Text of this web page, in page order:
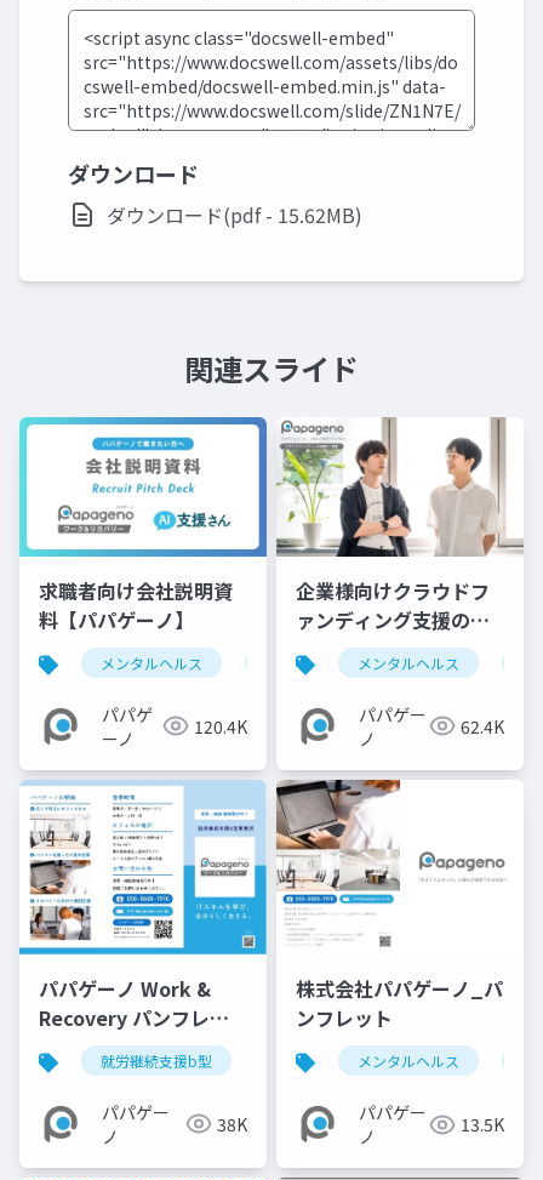
ダウンロード
ダウンロード(pdf - 15.62MB)
関連スライド
求職者向け会社説明資
料【パパゲーノ】
メンタルヘルス 就労継続支援b型 求人
パパゲ
ーノ
120.4K
企業様向けクラウドフ
ァンディング支援のご
提案【パパゲーノ】
メンタルヘルス
パパゲー
ノ
62.4K
パパゲーノ Work &
Recovery パンフレッ
ト
就労継続支援b型 メンタルヘルス 障害福祉
パパゲー
ノ
38K
株式会社パパゲーノ_パ
ンフレット
メンタルヘルス
パパゲー
ノ
13.5K